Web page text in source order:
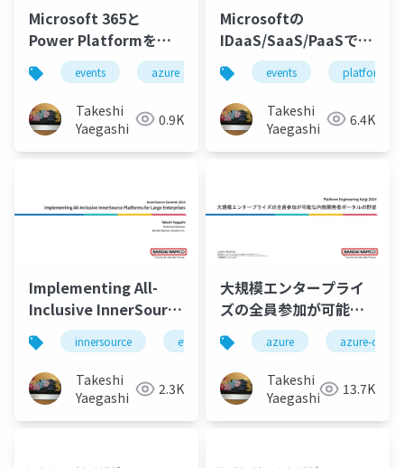
Microsoft 365と
Power Platformを活
用した費用可視化プラ
ットフォームの構築
events azure finops microsoft-365
Takeshi
Yaegashi
0.9K
Microsoftの
IDaaS/SaaS/PaaSで広
がるプラットフォーム
エンジニアリングの実
践領域
events platform-
Takeshi
Yaegashi
6.4K
Implementing All-
Inclusive InnerSource
Platforms for Large
Enterprises
innersource events backstage gitea
Takeshi
Yaegashi
2.3K
大規模エンタープライ
ズの全員参加が可能な
内部開発者ポータルの
野望
azure azure-
Takeshi
Yaegashi
13.7K